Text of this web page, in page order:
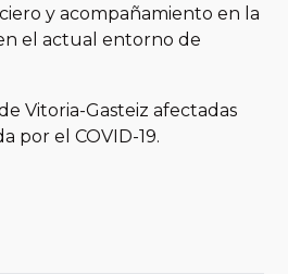
y acompañamiento en la
el actual entorno de
Vitoria-Gasteiz afectadas
por el COVID-19.